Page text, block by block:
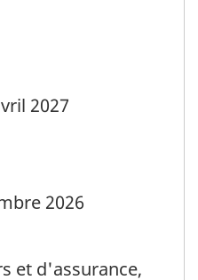
2027
2026
et d'assurance,